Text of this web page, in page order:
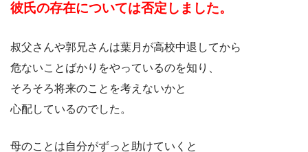
彼氏の存在については否定しました。
叔父さんや郭兄さんは葉月が高校中退してから
危ないことばかりをやっているのを知り、
そろそろ将来のことを考えないかと
心配しているのでした。
母のことは自分がずっと助けていくと